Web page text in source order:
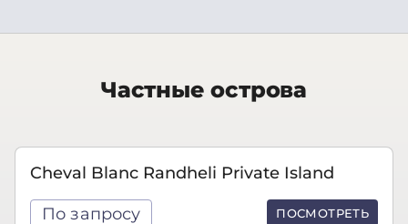
Частные острова
Cheval Blanc Randheli Private Island
По запросу ПОСМОТРЕТЬ